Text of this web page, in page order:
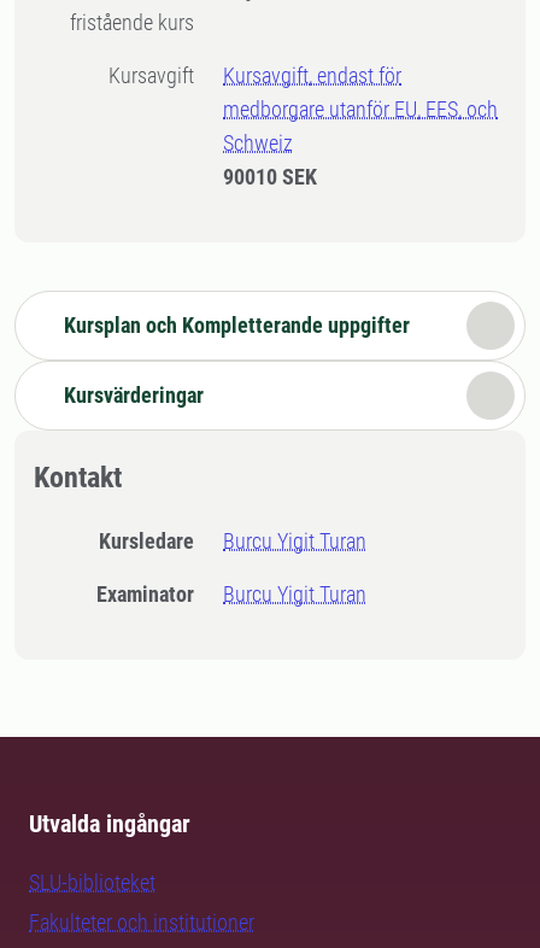
fristående kurs
Kursavgift
Kursavgift, endast för
medborgare utanför EU, EES, och
Schweiz
90010 SEK
Kursplan och Kompletterande uppgifter
Kursvärderingar
Kontakt
Kursledare Burcu Yigit Turan
Examinator Burcu Yigit Turan
Utvalda ingångar
SLU-biblioteket
Fakulteter och institutioner